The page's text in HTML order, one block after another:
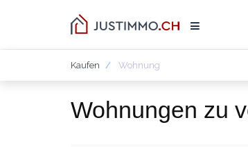
Kaufen Wohnung
Wohnungen zu